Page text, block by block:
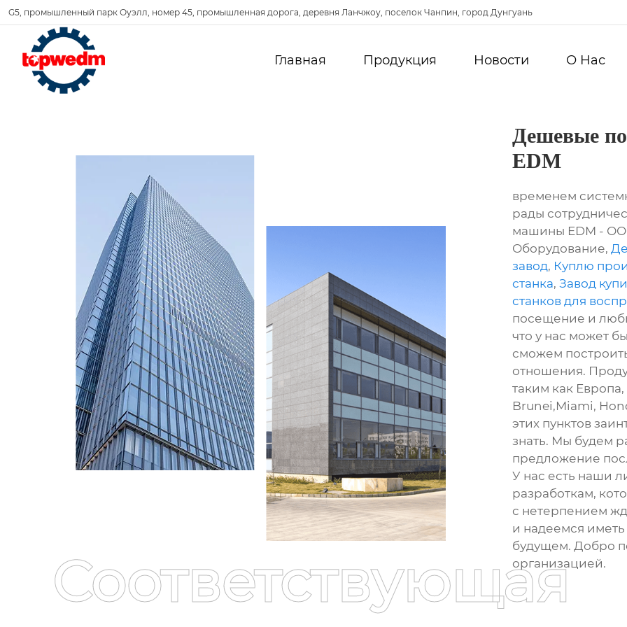
G5, промышленный парк Оуэлл, номер 45, промышленная дорога, деревня Ланчжоу, поселок Чанпин, город Дунгуань
Главная Продукция Новости О Hас
Дешевые
EDM
временем
рады
машины EDM -
Оборудование,
завод, Куплю
станка, Завод
станков для
посещение и
что у нас может
сможем
отношения.
таким как
Brunei,Miami,
этих пунктов
знать. Мы будем
предложение
У нас есть наши
разработкам,
с нетерпением
и надеемся иметь
будущем. Добро
организацией.
Соответствующая